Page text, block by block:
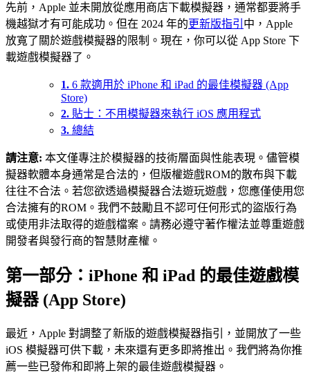
先前，Apple 並未開放從應用商店下載模擬器， 通常都要將手
機越獄才有可能成功。 但在 2024 年的更新版指引 中，Apple
放寬了關於遊戲模擬器的限制。現在，你可以從 App Store 下
載遊戲模擬器了。
1. 6 款適用於 iPhone 和 iPad 的最佳模擬器 (App
Store)
2. 貼士：不用模擬器來執行 iOS 應用程式
3. 總結
請注意: 本文僅專注於模擬器的技術層面與性能表現。儘管模
擬器軟體本身通常是合法的，但版權遊戲ROM的散布與下載
往往不合法。若您欲透過模擬器合法遊玩遊戲，您應僅使用您
合法擁有的ROM。我們不鼓勵且不認可任何形式的盜版行為
或使用非法取得的遊戲檔案。請務必遵守著作權法並尊重遊戲
開發者與發行商的智慧財產權。
第一部分：iPhone 和 iPad 的最佳遊戲模
擬器 (App Store)
最近，Apple 對調整了新版的遊戲模擬器指引，並開放了一些
iOS 模擬器可供下載，未來還有更多即將推出。我們將為你推
薦一些已發佈和即將上架的最佳遊戲模擬器 。